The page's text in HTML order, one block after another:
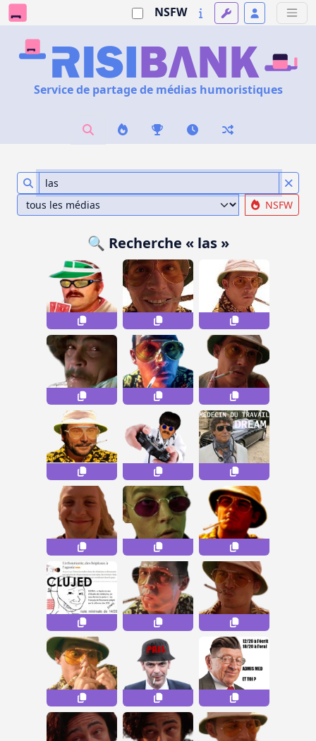
NSFW
Service de partage de médias humoristiques
NSFW
🔍 Recherche « las »